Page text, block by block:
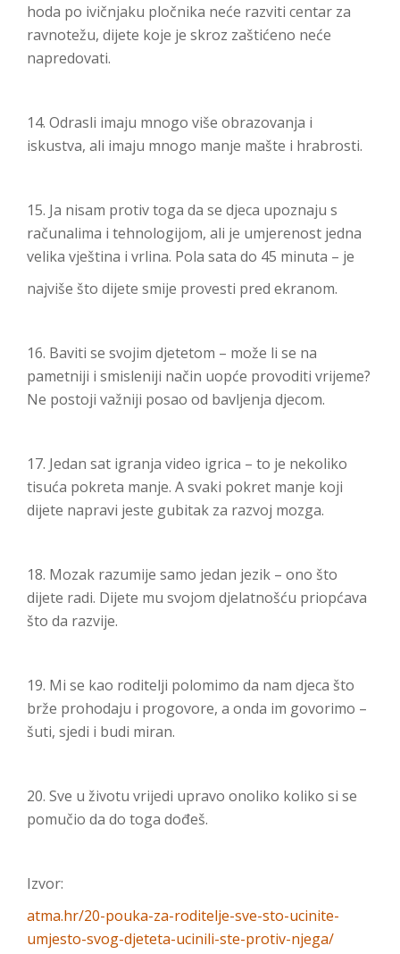
hoda po ivičnjaku pločnika neće razviti centar za
ravnotežu, dijete koje je skroz zaštićeno neće
napredovati.
14. Odrasli imaju mnogo više obrazovanja i
iskustva, ali imaju mnogo manje mašte i hrabrosti.
15. Ja nisam protiv toga da se djeca upoznaju s
računalima i tehnologijom, ali je umjerenost jedna
velika vještina i vrlina. Pola sata do 45 minuta – je
najviše što dijete smije provesti pred ekranom.
16. Baviti se svojim djetetom – može li se na
pametniji i smisleniji način uopće provoditi vrijeme?
Ne postoji važniji posao od bavljenja djecom.
17. Jedan sat igranja video igrica – to je nekoliko
tisuća pokreta manje. A svaki pokret manje koji
dijete napravi jeste gubitak za razvoj mozga.
18. Mozak razumije samo jedan jezik – ono što
dijete radi. Dijete mu svojom djelatnošću priopćava
što da razvije.
19. Mi se kao roditelji polomimo da nam djeca što
brže prohodaju i progovore, a onda im govorimo –
šuti, sjedi i budi miran.
20. Sve u životu vrijedi upravo onoliko koliko si se
pomučio da do toga dođeš.
Izvor:
atma.hr/20-pouka-za-roditelje-sve-sto-ucinite-
umjesto-svog-djeteta-ucinili-ste-protiv-njega/